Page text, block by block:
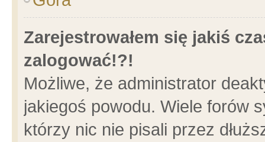
Zarejestrowałem się jakiś
zalogować!?!
Możliwe, że administrator
jakiegoś powodu. Wiele forów
którzy nic nie pisali przez